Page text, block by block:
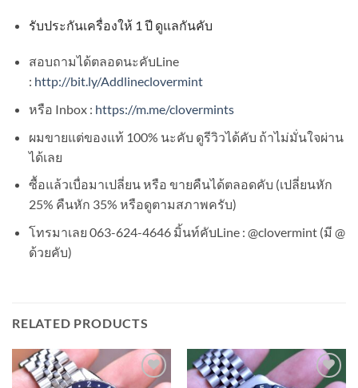
รับประกันเครื่องให้1 ปี ดูแลกันคับ
สอบถามได้ตลอดนะคับLine
: http://bit.ly/Addlineclovermint
หรือ Inbox : https://m.me/clovermints
ผมขายแต่ของแท้ 100% นะคับ ดูรีวิวได้คับ ถ้าไม่มั่นใจผ่าน
ได้เลย
ซื้อแล้วเบื่อมาเปลี่ยน หรือ ขายคืนได้ตลอดคับ (เปลี่ยนหัก
25% คืนหัก 35% หรือดูตามสภาพครับ)
โทรมาเลย 063-624-4646 มิ้นท์คับLine : @clovermint (มี @
ด้วยคับ)
RELATED PRODUCTS